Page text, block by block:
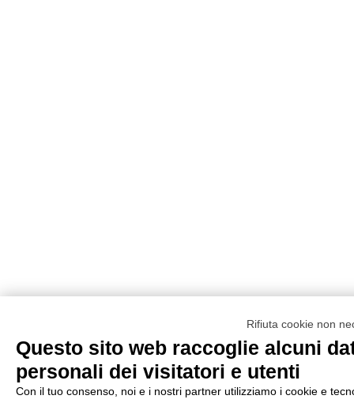
Rifiuta cookie non
Questo sito web raccoglie alcuni
personali dei visitatori e utenti
Con il tuo consenso, noi e i nostri partner utilizziamo i cookie e